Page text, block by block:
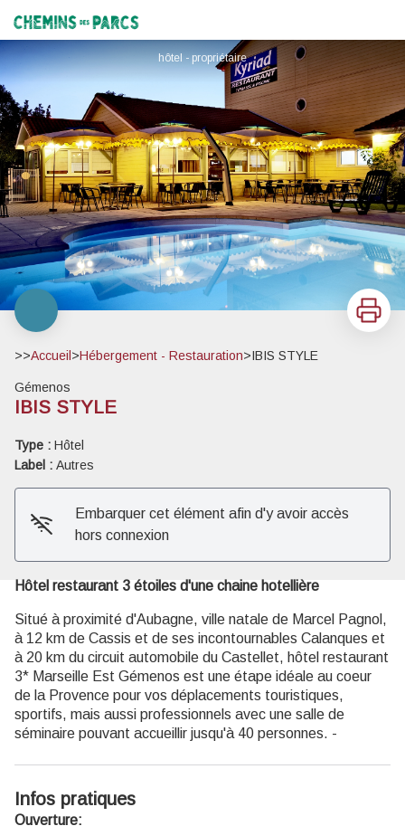
Chemins des Parcs
hôtel - propriétaire
Imprimer
>>Accueil>Hébergement - Restauration>IBIS STYLE
Gémenos
IBIS STYLE
Type : Hôtel
Label : Autres
Embarquer cet élément afin d'y avoir accès
hors connexion
Hôtel restaurant 3 étoiles d'une chaine hotellière
Situé à proximité d'Aubagne, ville natale de Marcel Pagnol,
à 12 km de Cassis et de ses incontournables Calanques et
à 20 km du circuit automobile du Castellet, hôtel restaurant
3* Marseille Est Gémenos est une étape idéale au coeur
de la Provence pour vos déplacements touristiques,
sportifs, mais aussi professionnels avec une salle de
séminaire pouvant accueillir jusqu'à 40 personnes. -
Infos pratiques
Ouverture: